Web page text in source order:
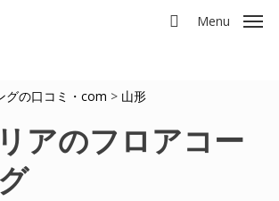
Menu
グの口コミ・com > 山形
アのフロアコー